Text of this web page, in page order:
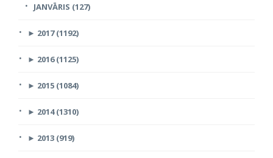
JANVĀRIS (127)
► 2017 (1192)
► 2016 (1125)
► 2015 (1084)
► 2014 (1310)
► 2013 (919)